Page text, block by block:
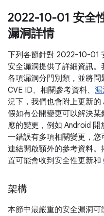
2022-10-01 安全
漏洞詳情
下列各節針對 2022-10-01
安全漏洞提供了詳細資訊
各項漏洞分門別類，並將
CVE ID、相關參考資料、
況下，我們也會附上更新的
假如有公開變更可以解決
應的變更，例如 Android
一錯誤有多項相關變更，
連結開啟額外的參考資料
置可能會收到安全性更新和
架構
本節中最嚴重的安全漏洞